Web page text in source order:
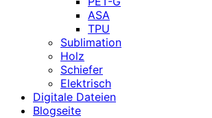
ASA
TPU
Sublimation
Holz
Schiefer
Elektrisch
Digitale Dateien
Blogseite